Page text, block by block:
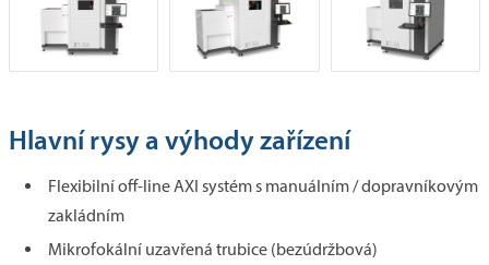
Hlavní rysy a výhody zařízení
Flexibilní off-line AXI systém s manuálním / dopravníkovým
zakládním
Mikrofokální uzavřená trubice (bezúdržbová)